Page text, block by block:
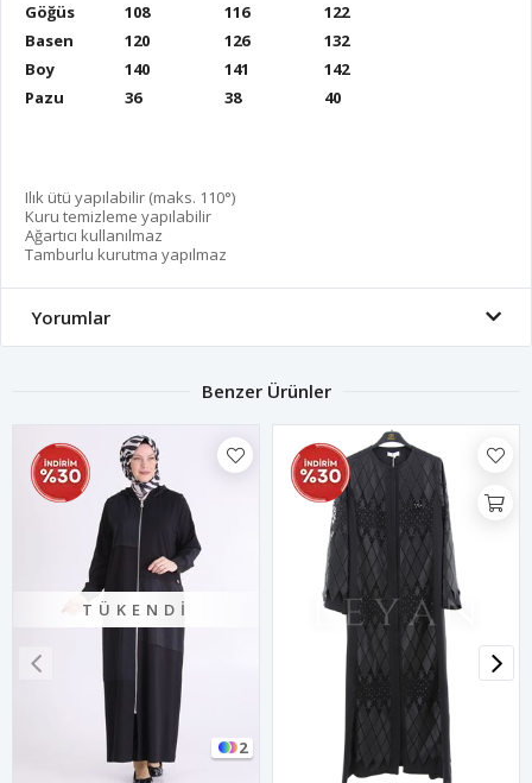
Göğüs
108 116
122
Basen
120 126
132
Boy
140 141
142
Pazu
36 38 40
Ilık ütü yapılabilir (maks. 110°)
Kuru temizleme yapılabilir
Ağartıcı kullanılmaz
Tamburlu kurutma yapılmaz
Yorumlar
Benzer Ürünler
TÜKENDI
2